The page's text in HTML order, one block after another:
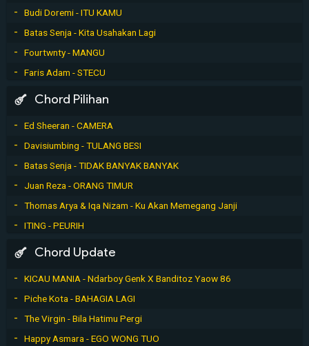
Budi Doremi - ITU KAMU
Batas Senja - Kita Usahakan Lagi
Fourtwnty - MANGU
Faris Adam - STECU
Chord Pilihan
Ed Sheeran - CAMERA
Davisiumbing - TULANG BESI
Batas Senja - TIDAK BANYAK BANYAK
Juan Reza - ORANG TIMUR
Thomas Arya & Iqa Nizam - Ku Akan Memegang Janji
ITING - PEURIH
Chord Update
KICAU MANIA - Ndarboy Genk X Banditoz Yaow 86
Piche Kota - BAHAGIA LAGI
The Virgin - Bila Hatimu Pergi
Happy Asmara - EGO WONG TUO